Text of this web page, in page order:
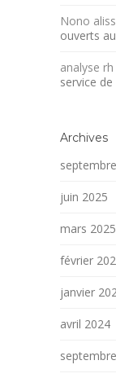
Nono
ouverts
analyse rh
service
Archives
juin 2025
mars 2025
février
janvier
avril 2024